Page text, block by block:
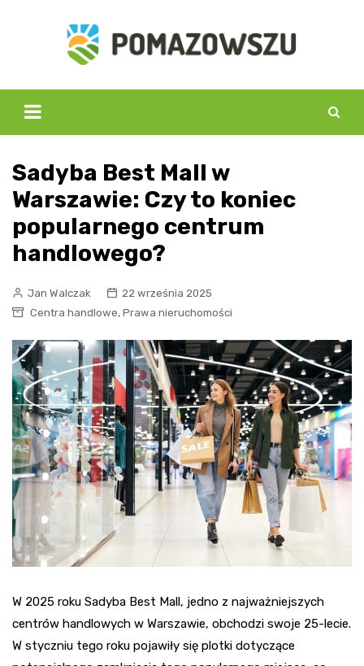
Sadyba Best Mall w
Warszawie: Czy to koniec
popularnego centrum
handlowego?
Jan Walczak
22 września 2025
Centra handlowe, Prawa nieruchomości
W 2025 roku Sadyba Best Mall, jedno z najważniejszych
centrów handlowych w Warszawie, obchodzi swoje 25-lecie.
W styczniu tego roku pojawiły się plotki dotyczące